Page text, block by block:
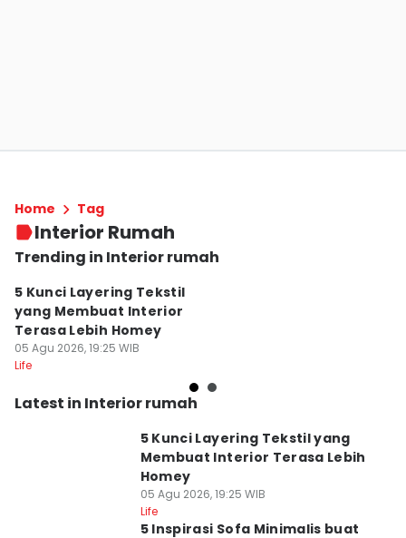
Home Tag
Interior Rumah
Trending in Interior rumah
5 Kunci Layering Tekstil
yang Membuat Interior
Terasa Lebih Homey
05 Agu 2026, 19:25 WIB
Life
Latest in Interior rumah
5 Kunci Layering Tekstil yang
Membuat Interior Terasa Lebih
Homey
05 Agu 2026, 19:25 WIB
Life
5 Inspirasi Sofa Minimalis buat